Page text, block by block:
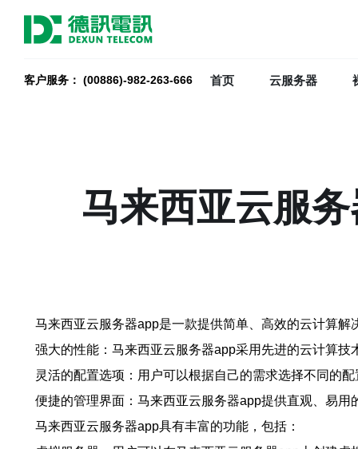
客户服务： (00886)-982-263-666 首页 云服务器
马来西亚云服
马来西亚云服务器app是一款提供简单、高效的云计算
强大的性能：马来西亚云服务器app采用先进的云计算
灵活的配置选项：用户可以根据自己的需求选择不同的
便捷的管理界面：马来西亚云服务器app提供直观、易
马来西亚云服务器app具有丰富的功能，包括：